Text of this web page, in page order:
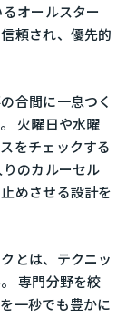
オールスター
頼され、優先的
合間に一息つく
火曜日や水曜
をチェックする
のカルーセル
めさせる設計を
とは、テクニッ
専門分野を絞
一秒でも豊かに